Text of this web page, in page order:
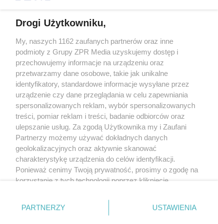
Żaden utwór zamieszczony w serwisie nie może być powielany i
rozpowszechniany lub dalej rozpowszechniany w jakikolwiek sposób (w
tym także elektroniczny lub mechaniczny) na jakimkolwiek polu
eksploatacji w jakiejkolwiek formie, włącznie z umieszczaniem w Internecie
bez pisemnej zgody właściciela praw. Jakiekolwiek użycie lub
wykorzystanie utworów w całości lub w części z naruszeniem prawa, tzn.
bez właściwej zgody, jest zabronione pod groźbą kary i może być ścigane
prawnie.
O nas
Drogi Użytkowniku,
My, naszych 1162 zaufanych partnerów oraz inne
podmioty z Grupy ZPR Media uzyskujemy dostęp i
przechowujemy informacje na urządzeniu oraz
przetwarzamy dane osobowe, takie jak unikalne
identyfikatory, standardowe informacje wysyłane przez
urządzenie czy dane przeglądania w celu zapewniania
spersonalizowanych reklam, wybór spersonalizowanych
treści, pomiar reklam i treści, badanie odbiorców oraz
ulepszanie usług. Za zgodą Użytkownika my i Zaufani
Partnerzy możemy używać dokładnych danych
geolokalizacyjnych oraz aktywnie skanować
charakterystykę urządzenia do celów identyfikacji.
Ponieważ cenimy Twoją prywatność, prosimy o zgodę na
korzystanie z tych technologii poprzez kliknięcie
zmienić/wycofać klikając przycisk ustawień prywatności
znajdujący się w lewym dolnym rogu strony
PARTNERZY USTAWIENIA